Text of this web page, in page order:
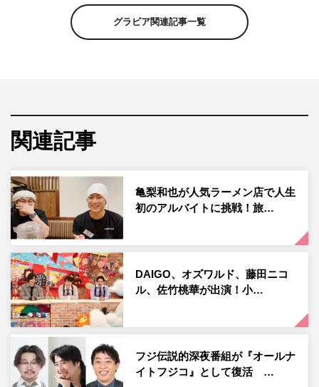
ンも、逆再生にすると新鮮に。事件の内容を逆再生で見な
がら隠された驚きの真実を推理してミステリーを解き明か
大友花恋、そして2時間サスペンスの女王・山村紅葉が登
『ギャクサイセイ』山村紅葉、大友花恋、伊集院光 ©フジテレビ
グラビア関連記事一覧
関連記事
亀梨和也が人気ラーメン店で人生
初のアルバイトに挑戦！旅…
DAIGO、オズワルド、藤田ニコ
ル、佐竹桃華が出演！小…
フジ伝説的深夜番組が『オールナ
イトフジコ』として復活 …